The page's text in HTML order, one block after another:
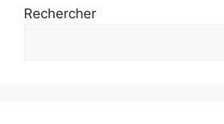
Rechercher